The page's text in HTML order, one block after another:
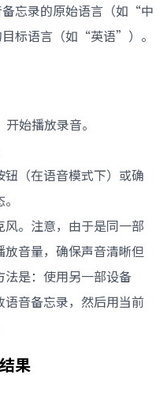
忘录的原始语言（如“中
标语言（如“英语”）。
始播放录音。
（在语音模式下）或确
。注意，由于是同一部
音量，确保声音清晰但
是：使用另一部设备
语音备忘录，然后用当前
果